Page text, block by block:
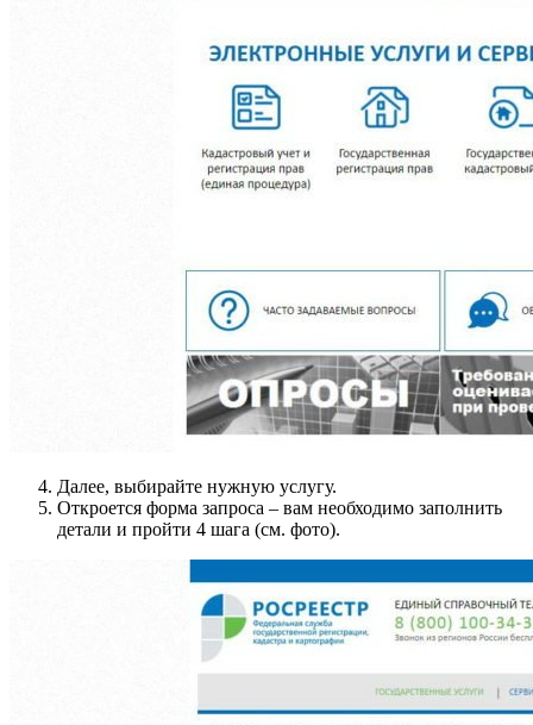
Далее, выбирайте нужную услугу.
Откроется форма запроса – вам необходимо заполнить
детали и пройти 4 шага (см. фото).